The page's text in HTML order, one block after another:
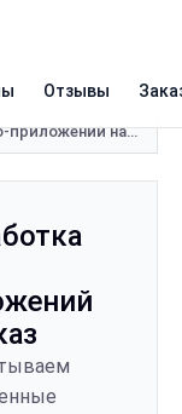
Отзывы
Разработка веб-приложений на заказ